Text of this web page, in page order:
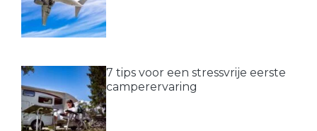
7 tips voor een stressvrije eerste
camperervaring